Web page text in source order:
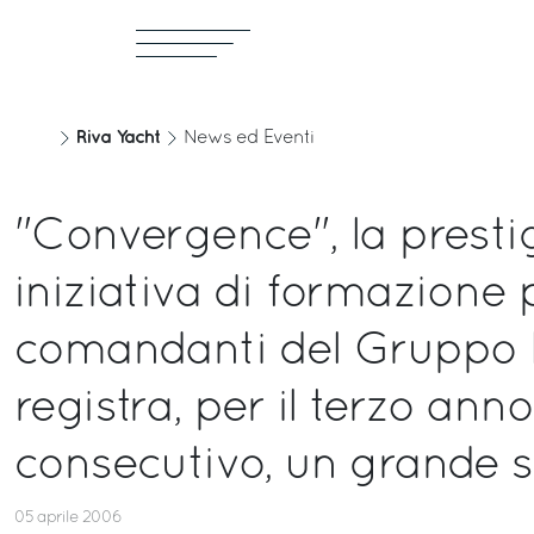
Riva Yacht News ed Eventi
"Convergence", la
iniziativa di formazione
comandanti del Gruppo
registra, per il terzo anno
consecutivo, un grande
05 aprile 2006